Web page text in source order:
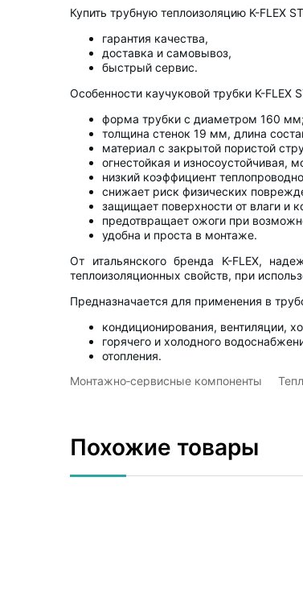
Купить трубную теплоизоляцию K-FLEX
гарантия качества,
доставка и самовывоз,
быстрый сервис.
Особенности каучуковой трубки K-
форма трубки с диаметром 160 мм;
толщина стенок 19 мм, длина
материал с закрытой пористой
огнестойкая и износоустойчивая,
низкий коэффициент
снижает риск физических
защищает поверхности от влаги и
предотвращает ожоги при
удобна и проста в монтаже.
От итальянского бренда K-FLEX,
теплоизоляционных свойств, при
Предназначается для применения в
кондиционирования, вентиляции,
горячего и холодного
отопления.
Монтажно‑сервисные компоненты
Похожие товары